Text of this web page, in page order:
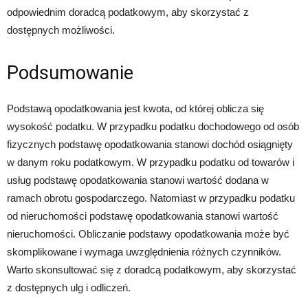
odpowiednim doradcą podatkowym, aby skorzystać z
dostępnych możliwości.
Podsumowanie
Podstawą opodatkowania jest kwota, od której oblicza się
wysokość podatku. W przypadku podatku dochodowego od osób
fizycznych podstawę opodatkowania stanowi dochód osiągnięty
w danym roku podatkowym. W przypadku podatku od towarów i
usług podstawę opodatkowania stanowi wartość dodana w
ramach obrotu gospodarczego. Natomiast w przypadku podatku
od nieruchomości podstawę opodatkowania stanowi wartość
nieruchomości. Obliczanie podstawy opodatkowania może być
skomplikowane i wymaga uwzględnienia różnych czynników.
Warto skonsultować się z doradcą podatkowym, aby skorzystać
z dostępnych ulg i odliczeń.